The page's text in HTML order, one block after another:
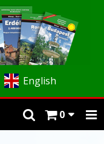
English
0